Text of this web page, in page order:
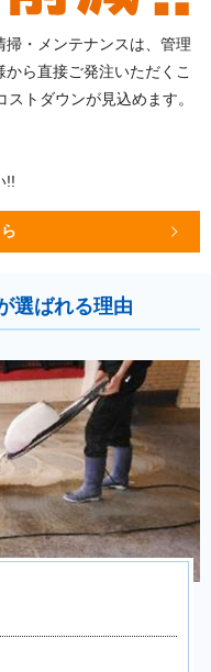
・メンテナンスは、管理
ら直接ご発注いただくこ
トダウンが見込めます。
!!
選ばれる理由